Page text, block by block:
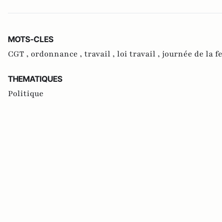
MOTS-CLES
CGT , ordonnance , travail , loi travail , journée de la
THEMATIQUES
Politique